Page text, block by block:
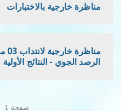
مناظرة خارجية بالاختبارات
الرصد الجوي - النتائج الأولية
صفحة 1